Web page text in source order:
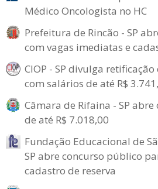
Médico Oncologista no HC
Prefeitura de Rincão - SP
com vagas imediatas e
CIOP - SP divulga
com salários de até R$
Câmara de Rifaina - SP
de até R$ 7.018,00
Fundação Educacional de
SP abre concurso público
cadastro de reserva